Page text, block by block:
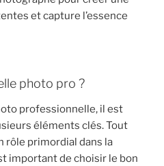
et capture l’essence
photo pro ?
professionnelle, il est
éléments clés. Tout
rôle primordial dans la
important de choisir le bon